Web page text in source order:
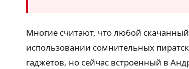
Многие считают, что любой
использовании сомнительных
гаджетов, но сейчас встроенный в